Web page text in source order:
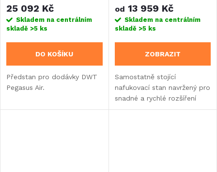
25 092 Kč
Skladem na centrálním
skladě >5 ks
DO KOŠÍKU
Předstan pro dodávky DWT
Pegasus Air.
od 13 959 Kč
Skladem na centrálním
skladě >5 ks
ZOBRAZIT
Samostatně stojící
nafukovací stan navržený pro
snadné a rychlé rozšíření
obytného prostoru vašeho